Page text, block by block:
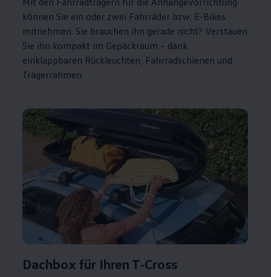
können Sie ein oder zwei Fahrräder bzw. E-Bikes
mitnehmen. Sie brauchen ihn gerade nicht? Verstauen
Sie ihn kompakt im Gepäckraum – dank
einklappbaren Rückleuchten, Fahrradschienen und
Trägerrahmen.
Dachbox für Ihren T‑Cross